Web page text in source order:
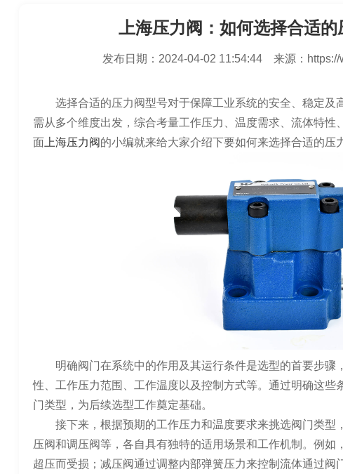
上海压力阀：如何选择合适的
发布日期： 2024-04-02 11:54:44 来源：
选择合适的压力阀型号对于保障工业系统的安全、稳定及
需从多个维度出发，综合考量工作压力、温度需求、流体特性
面上海压力阀的小编就来给大家介绍下要如何来选择合适的压
明确阀门在系统中的作用及其运行条件是选型的首要步骤
性、工作压力范围、工作温度以及控制方式等。通过明确这些
门类型，为后续选型工作奠定基础。
接下来，根据预期的工作压力和温度要求来挑选阀门类型
压阀和调压阀等，各自具有独特的适用场景和工作机制。例如
超压而受损；减压阀通过调整内部弹簧压力来控制流体通过阀